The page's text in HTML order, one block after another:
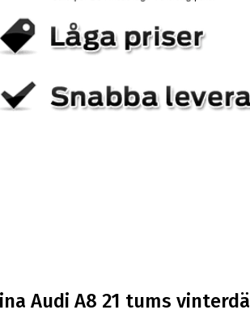
Audi A8 21 tums